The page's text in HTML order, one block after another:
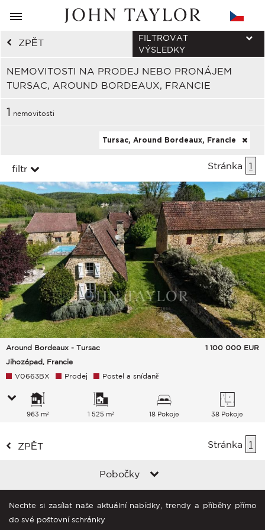
ZPĚT
NEMOVITOSTI NA PRODEJ NEBO PRONÁJEM
TURSAC, AROUND BORDEAUX, FRANCIE
FILTROVAT
VÝSLEDKY
1 nemovitosti
Tursac, Around Bordeaux, Francie
filtr Stránka 1
Around Bordeaux - Tursac
Jihozápad, Francie
1 100 000 EUR
V0663BX Prodej Postel a snídaně
963 m² 1 525 m² 18 Pokoje 38 Pokoje
ZPĚT Stránka 1
Pobočky
Nechte si zasílat naše aktuální nabídky, trendy a příběhy přímo
do své poštovní schránky